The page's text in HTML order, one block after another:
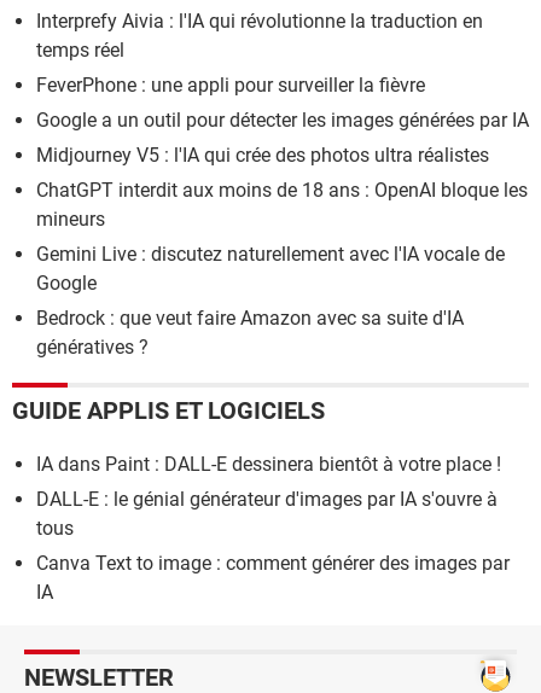
Interprefy Aivia : l'IA qui révolutionne la traduction en
temps réel
FeverPhone : une appli pour surveiller la fièvre
Google a un outil pour détecter les images générées par IA
Midjourney V5 : l'IA qui crée des photos ultra réalistes
ChatGPT interdit aux moins de 18 ans : OpenAI bloque les
mineurs
Gemini Live : discutez naturellement avec l'IA vocale de
Google
Bedrock : que veut faire Amazon avec sa suite d'IA
génératives ?
GUIDE APPLIS ET LOGICIELS
IA dans Paint : DALL-E dessinera bientôt à votre place !
DALL-E : le génial générateur d'images par IA s'ouvre à
tous
Canva Text to image : comment générer des images par
IA
NEWSLETTER